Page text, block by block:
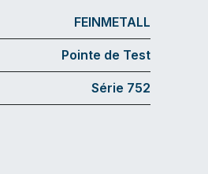
FEINMETALL
Pointe de Test
Série 752